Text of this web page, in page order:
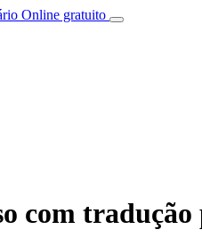
Online gratuito
com tradução